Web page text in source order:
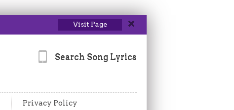
Visit Page
Search Song Lyrics
Privacy Policy